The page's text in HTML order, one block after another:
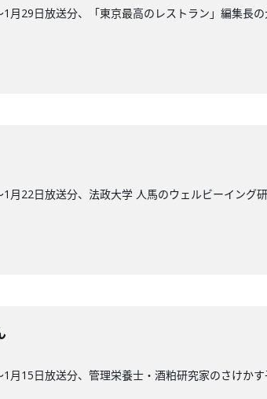
29日放送分、「東京最高のレストラン」編集長の
22日放送分、法政大学 人馬のウェルビーイング
15日放送分、管理栄養士・酒粕研究家のさけかす